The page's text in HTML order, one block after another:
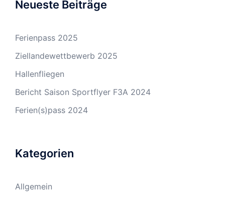
Neueste Beiträge
Ferienpass 2025
Ziellandewettbewerb 2025
Hallenfliegen
Bericht Saison Sportflyer F3A 2024
Ferien(s)pass 2024
Kategorien
Allgemein